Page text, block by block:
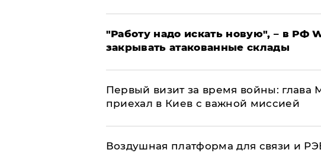
"Работу надо искать новую", – в РФ
закрывать атакованные склады
Первый визит за время войны:
приехал в Киев с важной миссией
Воздушная платформа для связи и